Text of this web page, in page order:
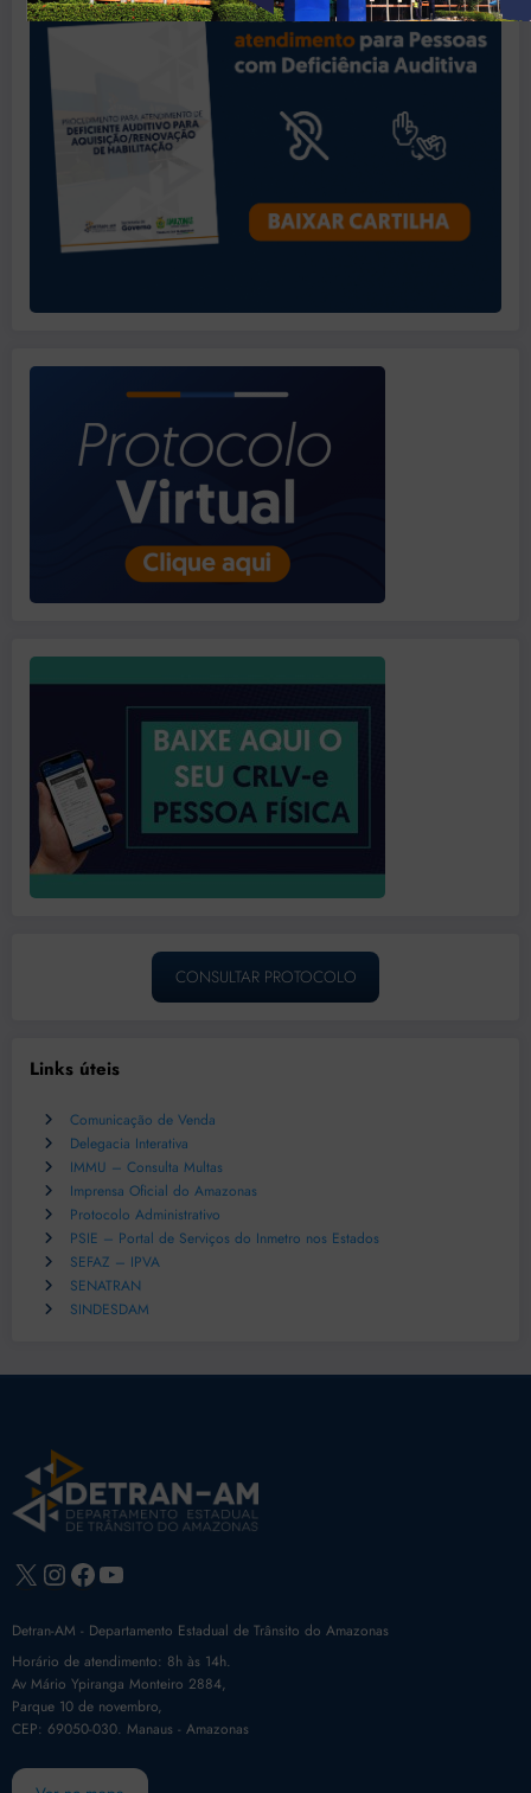
CONSULTAR PROTOCOLO
Links úteis
Comunicação de Venda
Delegacia Interativa
IMMU – Consulta Multas
Imprensa Oficial do Amazonas
Protocolo Administrativo
PSIE – Portal de Serviços do Inmetro nos Estados
SEFAZ – IPVA
SENATRAN
SINDESDAM
X Instagram
Facebook
Youtube
Detran-AM - Departamento Estadual de Trânsito do Amazonas
Horário de atendimento: 8h às 14h.
Av Mário Ypiranga Monteiro 2884,
Parque 10 de novembro,
CEP: 69050-030. Manaus - Amazonas